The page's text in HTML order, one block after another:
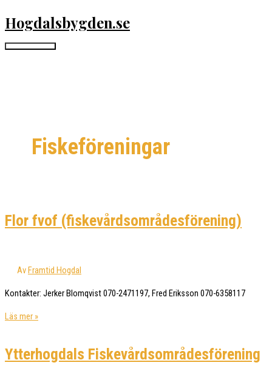
till
innehåll
Hogdalsbygden.se
Huvudmeny
Fiskeföreningar
Flor fvof (fiskevårdsområdesförening)
AvFramtid Hogdal
Kontakter: Jerker Blomqvist 070-2471197, Fred Eriksson 070-6358117
Flor
Läs mer »
Ytterhogdals Fiskevårdsområdesförening